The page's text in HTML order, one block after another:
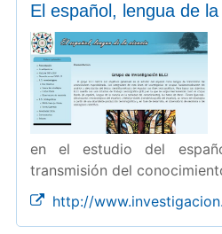
El español, lengua de
en el estudio del
transmisión del
http://